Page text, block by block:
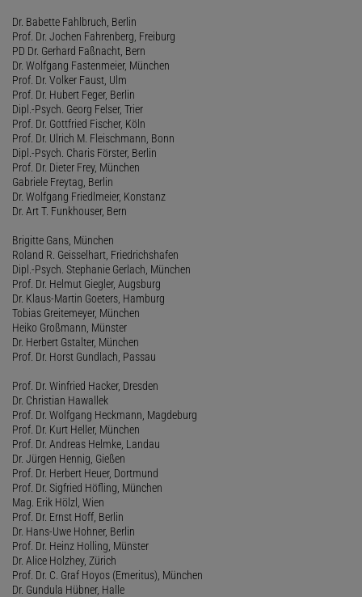
Dr. Babette Fahlbruch, Berlin
Prof. Dr. Jochen Fahrenberg, Freiburg
PD Dr. Gerhard Faßnacht, Bern
Dr. Wolfgang Fastenmeier, München
Prof. Dr. Volker Faust, Ulm
Prof. Dr. Hubert Feger, Berlin
Dipl.-Psych. Georg Felser, Trier
Prof. Dr. Gottfried Fischer, Köln
Prof. Dr. Ulrich M. Fleischmann, Bonn
Dipl.-Psych. Charis Förster, Berlin
Prof. Dr. Dieter Frey, München
Gabriele Freytag, Berlin
Dr. Wolfgang Friedlmeier, Konstanz
Dr. Art T. Funkhouser, Bern
Brigitte Gans, München
Roland R. Geisselhart, Friedrichshafen
Dipl.-Psych. Stephanie Gerlach, München
Prof. Dr. Helmut Giegler, Augsburg
Dr. Klaus-Martin Goeters, Hamburg
Tobias Greitemeyer, München
Heiko Großmann, Münster
Dr. Herbert Gstalter, München
Prof. Dr. Horst Gundlach, Passau
Prof. Dr. Winfried Hacker, Dresden
Dr. Christian Hawallek
Prof. Dr. Wolfgang Heckmann, Magdeburg
Prof. Dr. Kurt Heller, München
Prof. Dr. Andreas Helmke, Landau
Dr. Jürgen Hennig, Gießen
Prof. Dr. Herbert Heuer, Dortmund
Prof. Dr. Sigfried Höfling, München
Mag. Erik Hölzl, Wien
Prof. Dr. Ernst Hoff, Berlin
Dr. Hans-Uwe Hohner, Berlin
Prof. Dr. Heinz Holling, Münster
Dr. Alice Holzhey, Zürich
Prof. Dr. C. Graf Hoyos (Emeritus), München
Dr. Gundula Hübner, Halle